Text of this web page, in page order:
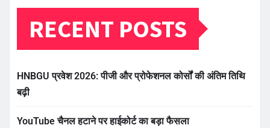
RECENT POSTS
HNBGU प्रवेश 2026: पीजी और प्रोफेशनल कोर्सों की अंतिम तिथि
बढ़ी
YouTube चैनल हटाने पर हाईकोर्ट का बड़ा फैसला